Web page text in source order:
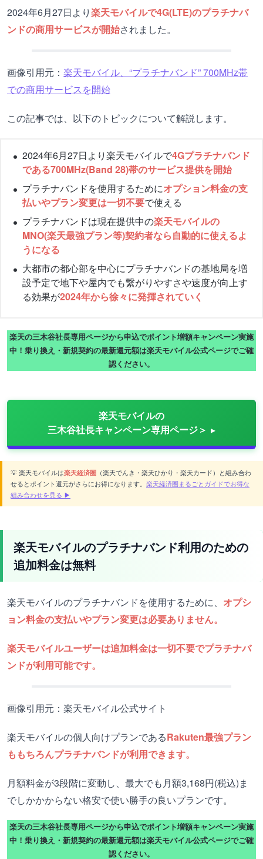
2024年6月27日より楽天モバイルで4G(LTE)のプラチナバ
ンドの商用サービスが開始されました。
画像引用元： 楽天モバイル、“プラチナバンド” 700MHz帯
での商用サービスを開始
この記事では、以下のトピックについて解説します。
2024年6月27日より楽天モバイルで4Gプラチナバンド
である700MHz(Band 28)帯のサービス提供を開始
プラチナバンドを使用するためにオプション料金の支
払いやプラン変更は一切不要で使える
プラチナバンドは現在提供中の楽天モバイルの
MNO(楽天最強プラン等)契約者なら自動的に使えるよ
うになる
大都市の都心部を中心にプラチナバンドの基地局を増
設予定で地下や屋内でも繋がりやすさや速度が向上す
る効果が2024年から徐々に発揮されていく
楽天の三木谷社長専用ページから申込でポイント増額キャンペーン実施
中！乗り換え・新規契約の最新還元額は楽天モバイル公式ページでご確
認ください。
楽天モバイルの
三木谷社長キャンペーン専用ページ＞
💡 楽天モバイルは楽天経済圏 （楽天でんき・楽天ひかり・楽天カード）と組み合わ
せるとポイント還元がさらにお得になります。 楽天経済圏まるごとガイドでお得な
組み合わせを見る ▶
楽天モバイルのプラチナバンド利用のための
追加料金は無料
楽天モバイルのプラチナバンドを使用するために、 オプシ
ョン料金の支払いやプラン変更は必要ありません。
楽天モバイルユーザーは追加料金は一切不要でプラチナバ
ンドが利用可能です。
画像引用元：楽天モバイル公式サイト
楽天モバイルの個人向けプランであるRakuten最強プラン
ももちろんプラチナバンドが利用できます。
月額料金が3段階に変動し、最大でも月額3,168円(税込)ま
でしかかからない格安で使い勝手の良いプランです。
楽天の三木谷社長専用ページから申込でポイント増額キャンペーン実施
中！乗り換え・新規契約の最新還元額は楽天モバイル公式ページでご確
認ください。